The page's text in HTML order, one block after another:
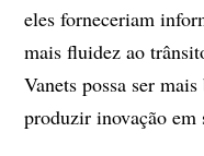
eles forneceriam
mais fluidez ao
Vanets possa ser
produzir inovação em